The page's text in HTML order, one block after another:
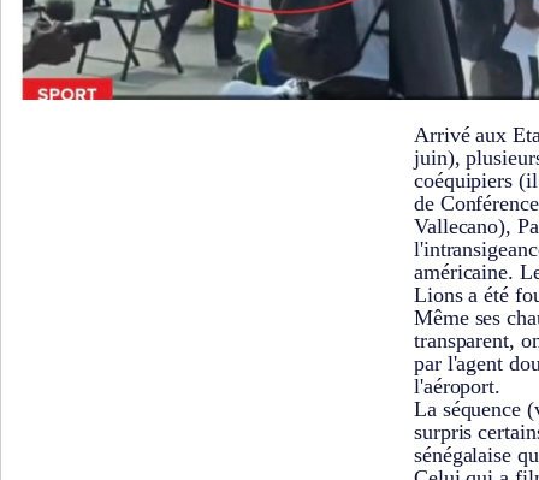
Arrivé aux
juin),
coéquipiers
de
Vallecano),
américaine.
Lions a été
Même ses
transparent,
par l'agent
l'aéroport.
La séquence
surpris
sénégalaise